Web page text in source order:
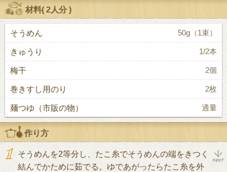
材料(2人分)
そうめん 50g（1束）
きゅうり 1/2本
梅干 2個
巻きすし用のり 2枚
麺つゆ（市販の物） 適量
作り方
そうめんを2等分し、たこ糸でそうめんの端をきつく
結んでかために茹でる。ゆであがったらたこ糸を外